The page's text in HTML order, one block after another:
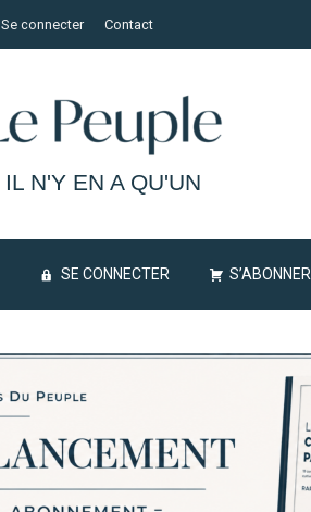
Se connecter Contact
IL N'Y EN A QU'UN
SE CONNECTER S’ABONNER